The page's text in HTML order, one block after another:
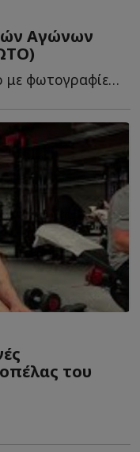
Αγώνων
«Έβαλε φωτιά» στο διαδίκτυο με φωτογραφίες α...
του